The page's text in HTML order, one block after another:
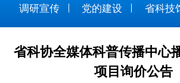
调研宣传
党的建设 省科技
省科协全媒体科普传播中心
项目询价公告